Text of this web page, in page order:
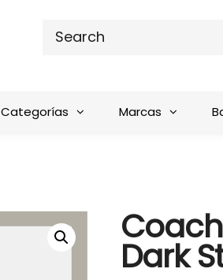
Categorías Marcas
Dark